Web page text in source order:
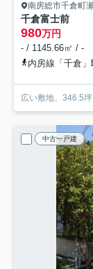
南房総市千倉町
千倉富士前
980万円
- / 1145.66㎡ / -
内房線「千倉
広い敷地、346.5
中古一戸建